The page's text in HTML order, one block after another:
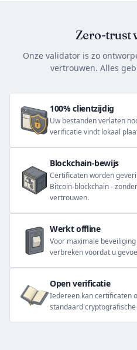
Zero-trust
Onze validator is zo
vertrouwen. Alles
100% clientzijdig
Uw bestanden verlaten
verificatie vindt lokaal
Blockchain-bewijs
Certificaten worden
Bitcoin-blockchain -
vertrouwen.
Werkt offline
Voor maximale
verbreken voordat u
Open verificatie
Iedereen kan certificaten
standaard